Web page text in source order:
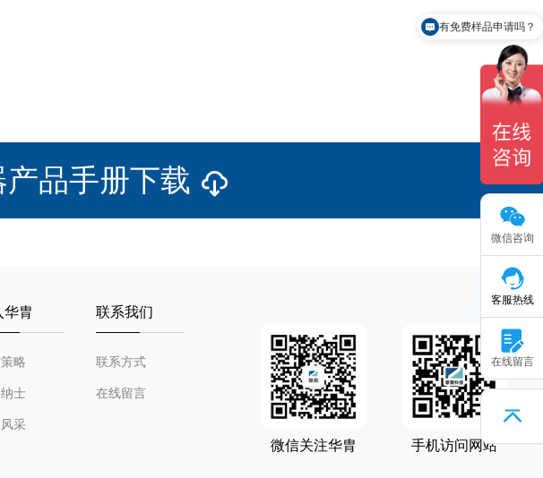
产品手册下载
华胄
略
士
采
联系我们
联系方式
在线留言
微信关注华胄 手机访问网站
微信咨询
客服热线
在线留言
有免费样品申请吗？